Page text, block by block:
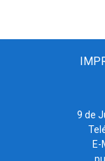
9 de